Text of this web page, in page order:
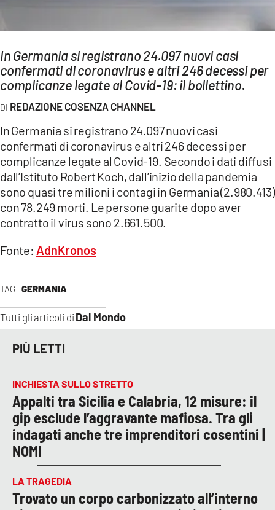
LAC NETWORK
LAC ONAIR
LaC
LACTV.IT
LACONAIR.IT
LACITYMAG.IT
ILREGGINO.IT
COSENZACHANNEL.IT
ILVIBONESE.IT
ANDROID
In Germania si registrano 24.097 nuovi casi
confermati di coronavirus e altri 246 decessi per
complicanze legate al Covid-19: il bollettino.
REDAZIONE COSENZA CHANNEL
TAG GERMANIA
Tutti gli articoli di Dal Mondo
In Germania si registrano 24.097 nuovi casi
confermati di coronavirus e altri 246 decessi per
complicanze legate al Covid-19. Secondo i dati diffusi
dall’Istituto Robert Koch, dall’inizio della pandemia
sono quasi tre milioni i contagi in Germania (2.980.413)
con 78.249 morti. Le persone guarite dopo aver
contratto il virus sono 2.661.500.
Fonte: AdnKronos
PIÙ LETTI
INCHIESTA SULLO STRETTO
Appalti tra Sicilia e Calabria, 12 misure: il
gip esclude l’aggravante mafiosa. Tra gli
indagati anche tre imprenditori cosentini |
NOMI
LA TRAGEDIA
Trovato un corpo carbonizzato all’interno